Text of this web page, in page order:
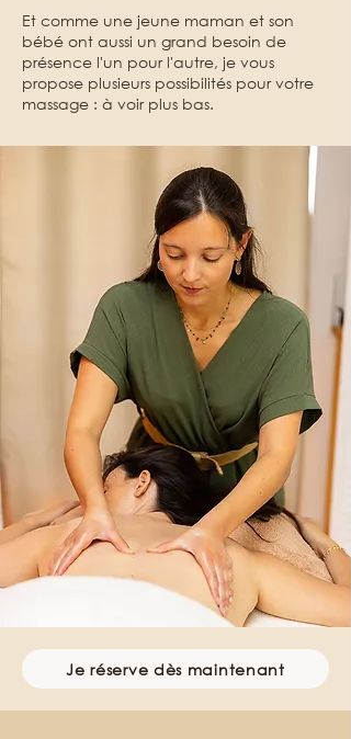
Et comme une jeune maman et son
bébé ont aussi un grand besoin de
présence l'un pour l'autre, je vous
propose plusieurs possibilités pour votre
massage : à voir plus bas.
Je réserve dès maintenant